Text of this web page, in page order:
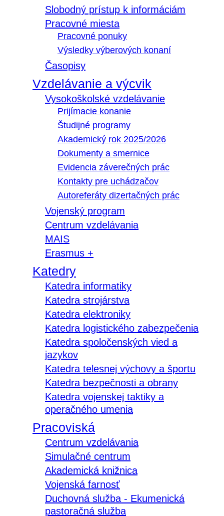
Slobodný prístup k informáciám
Pracovné miesta
Pracovné ponuky
Výsledky výberových konaní
Časopisy
Vzdelávanie a výcvik
Vysokoškolské vzdelávanie
Prijímacie konanie
Študijné programy
Akademický rok 2025/2026
Dokumenty a smernice
Evidencia záverečných prác
Kontakty pre uchádzačov
Autoreferáty dizertačných prác
Vojenský program
Centrum vzdelávania
MAIS
Erasmus +
Katedry
Katedra informatiky
Katedra strojárstva
Katedra elektroniky
Katedra logistického zabezpečenia
Katedra spoločenských vied a
jazykov
Katedra telesnej výchovy a športu
Katedra bezpečnosti a obrany
Katedra vojenskej taktiky a
operačného umenia
Pracoviská
Centrum vzdelávania
Simulačné centrum
Akademická knižnica
Vojenská farnosť
Duchovná služba - Ekumenická
pastoračná služba